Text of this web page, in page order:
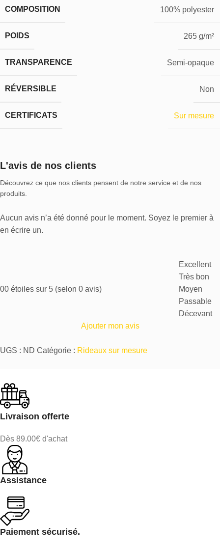
COMPOSITION 100% polyester
POIDS 265 g/m²
TRANSPARENCE Semi-opaque
RÉVERSIBLE Non
CERTIFICATS Sur mesure
L'avis de nos clients
Découvrez ce que nos clients pensent de notre service et de nos
produits.
Aucun avis n’a été donné pour le moment. Soyez le premier à
en écrire un.
00 étoiles sur 5 (selon 0 avis)
Excellent
Très bon
Moyen
Passable
Décevant
Ajouter mon avis
UGS : ND Catégorie : Rideaux sur mesure
Livraison offerte
Dès 89.00€ d'achat
Assistance
Paiement sécurisé.